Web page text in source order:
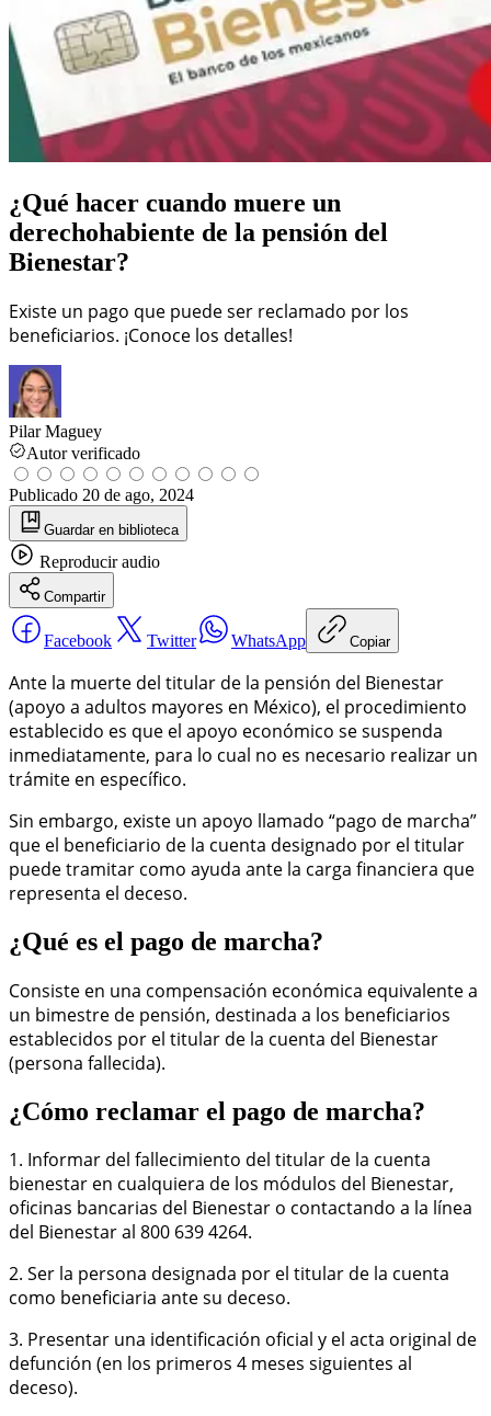
¿Qué hacer cuando muere un
derechohabiente de la pensión del
Bienestar?
Existe un pago que puede ser reclamado por los
beneficiarios. ¡Conoce los detalles!
Pilar Maguey
Autor verificado
Publicado 20 de ago, 2024
Guardar en biblioteca
Reproduciraudio
Compartir
Facebook Twitter WhatsApp Copiar
Ante la muerte del titular de la pensión del Bienestar
(apoyo a adultos mayores en México), el procedimiento
establecido es que el apoyo económico se suspenda
inmediatamente, para lo cual no es necesario realizar un
trámite en específico.
Sin embargo, existe un apoyo llamado “pago de marcha”
que el beneficiario de la cuenta designado por el titular
puede tramitar como ayuda ante la carga financiera que
representa el deceso.
¿Qué es el pago de marcha?
Consiste en una compensación económica equivalente a
un bimestre de pensión, destinada a los beneficiarios
establecidos por el titular de la cuenta del Bienestar
(persona fallecida).
¿Cómo reclamar el pago de marcha?
1. Informar del fallecimiento del titular de la cuenta
bienestar en cualquiera de los módulos del Bienestar,
oficinas bancarias del Bienestar o contactando a la línea
del Bienestar al 800 639 4264.
2. Ser la persona designada por el titular de la cuenta
como beneficiaria ante su deceso.
3. Presentar una identificación oficial y el acta original de
defunción (en los primeros 4 meses siguientes al
deceso).